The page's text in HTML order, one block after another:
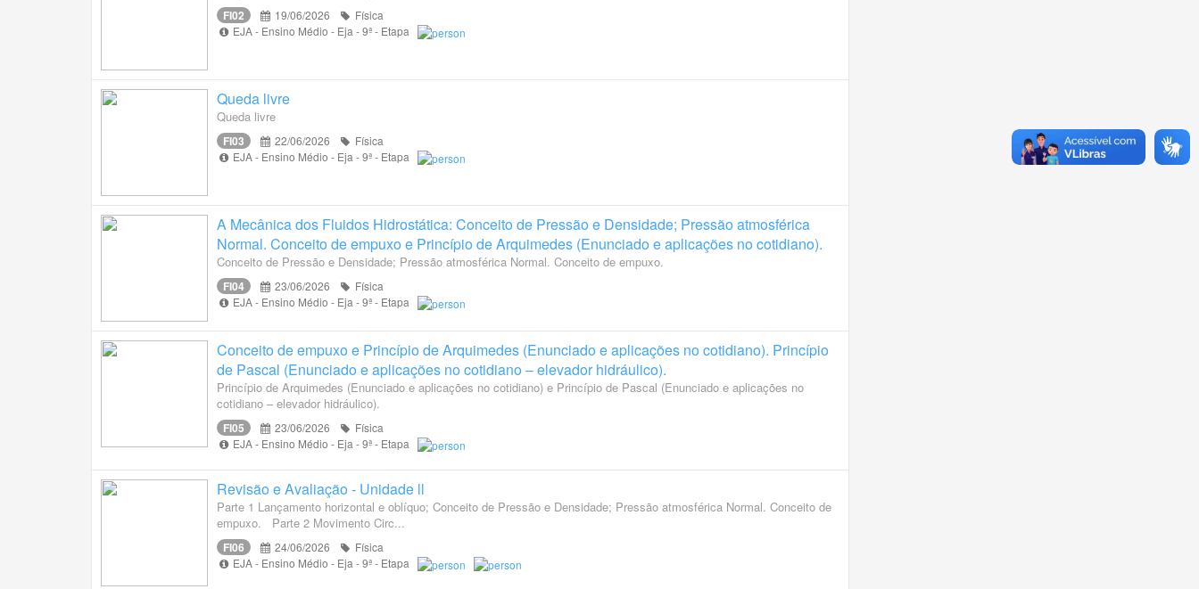
FI02 19/06/2026
Física
EJA - Ensino Médio - Eja - 9ª - Etapa
Queda livre
Queda livre
FI03 22/06/2026
Física
EJA - Ensino Médio - Eja - 9ª - Etapa
A Mecânica dos Fluidos Hidrostática: Conceito de Pressão e Densidade; Pressão atmosférica
Normal. Conceito de empuxo e Princípio de Arquimedes (Enunciado e aplicações no cotidiano).
Conceito de Pressão e Densidade; Pressão atmosférica Normal. Conceito de empuxo.
FI04 23/06/2026
Física
EJA - Ensino Médio - Eja - 9ª - Etapa
Conceito de empuxo e Princípio de Arquimedes (Enunciado e aplicações no cotidiano). Princípio
de Pascal (Enunciado e aplicações no cotidiano – elevador hidráulico).
Princípio de Arquimedes (Enunciado e aplicações no cotidiano) e Princípio de Pascal (Enunciado e aplicações no
cotidiano – elevador hidráulico).
FI05 23/06/2026
Física
EJA - Ensino Médio - Eja - 9ª - Etapa
Revisão e Avaliação - Unidade ll
Parte 1 Lançamento horizontal e oblíquo; Conceito de Pressão e Densidade; Pressão atmosférica Normal. Conceito de
empuxo. Parte 2 Movimento Circ...
FI06 24/06/2026
Física
EJA - Ensino Médio - Eja - 9ª - Etapa